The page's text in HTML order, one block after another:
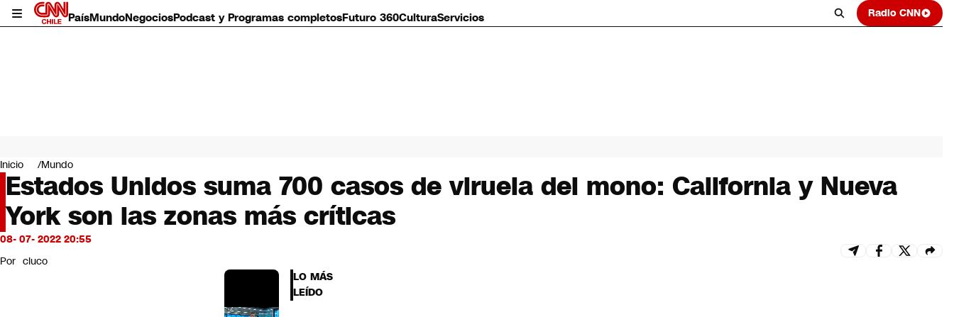
PaísMundoNegociosPodcast y Programas completosFuturo 360CulturaServicios Radio CNN
Mundo
Negocios
Deportes
Programas completos
Cultura
Servicios
Bits
CNN Data
Inicio Mundo
Estados Unidos suma 700 casos de viruela del mono: California y Nueva
York son las zonas más críticas
08- 07- 2022 20:55
Por cluco
LO MÁS
LEÍDO